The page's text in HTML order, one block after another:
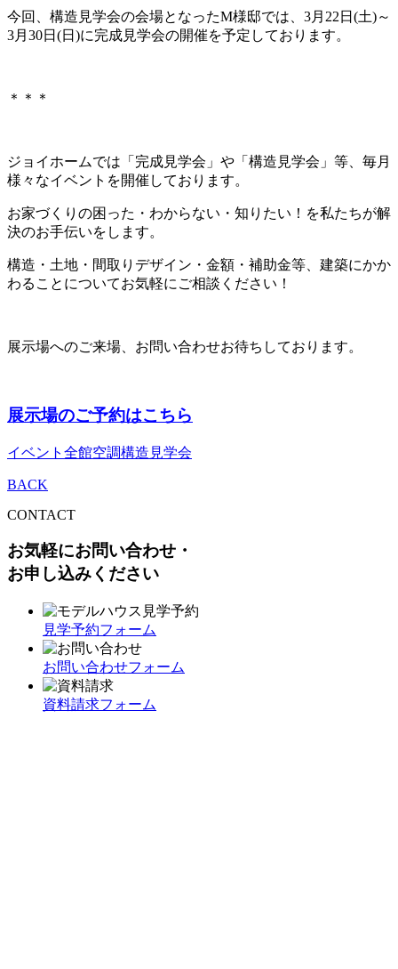
今回、構造見学会の会場となったM様邸では、3月22日(土)～
3月30日(日)に完成見学会の開催を予定しております。
＊＊＊
ジョイホームでは「完成見学会」や「構造見学会」等、毎月
様々なイベントを開催しております。
お家づくりの困った・わからない・知りたい！を私たちが解
決のお手伝いをします。
構造・土地・間取りデザイン・金額・補助金等、建築にかか
わることについてお気軽にご相談ください！
展示場へのご来場、お問い合わせお待ちしております。
展示場のご予約はこちら
イベント 全館空調構造見学会
BACK
CONTACT
お気軽にお問い合わせ・
お申し込みください
見学予約フォーム
お問い合わせフォーム
資料請求フォーム